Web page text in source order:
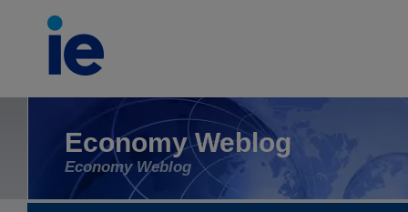
Economy Weblog
Economy Weblog